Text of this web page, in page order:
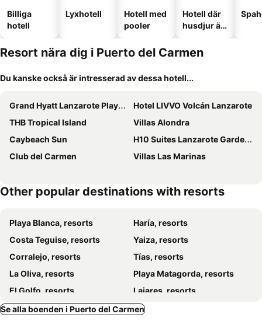
Billiga
hotell
Lyxhotell
Hotell med
pooler
Hotell där
husdjur är
Resort nära dig i Puerto del Carmen
Du kanske också är intresserad av dessa hotell...
Grand Hyatt Lanzarote Playa Dorada Resort
Hotel LIVVO Volcán Lanzarote
THB Tropical Island
Villas Alondra
Caybeach Sun
H10 Suites Lanzarote Gardens
Club del Carmen
Villas Las Marinas
Other popular destinations with resorts
Playa Blanca, resorts
Haría, resorts
Costa Teguise, resorts
Yaiza, resorts
Corralejo, resorts
Tías, resorts
La Oliva, resorts
Playa Matagorda, resorts
El Golfo, resorts
Lajares, resorts
Teguise, resorts
Se alla boenden i Puerto del Carmen